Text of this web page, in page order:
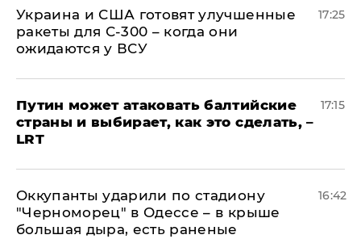
Украина и США готовят улучшенные
ракеты для С-300 – когда они
ожидаются у ВСУ
17:25
Путин может атаковать балтийские
страны и выбирает, как это сделать, –
LRT
17:15
Оккупанты ударили по стадиону
"Черноморец" в Одессе – в крыше
большая дыра, есть раненые
16:42